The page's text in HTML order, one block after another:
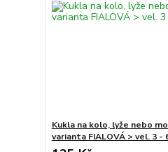
Kukla na kolo, lyže nebo
varianta FIALOVÁ > vel. 3 -